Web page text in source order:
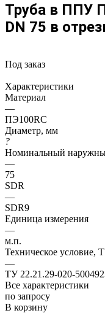
Труба в ППУ
DN 75 в
Под заказ
Характеристики
Материал
—
ПЭ100RC
Диаметр, мм
?
Номинальный
—
75
SDR
—
SDR9
Единица измерения
—
м.п.
Техническое условие,
—
ТУ 22.21.29-020-
Все характеристики
по запросу
В корзину